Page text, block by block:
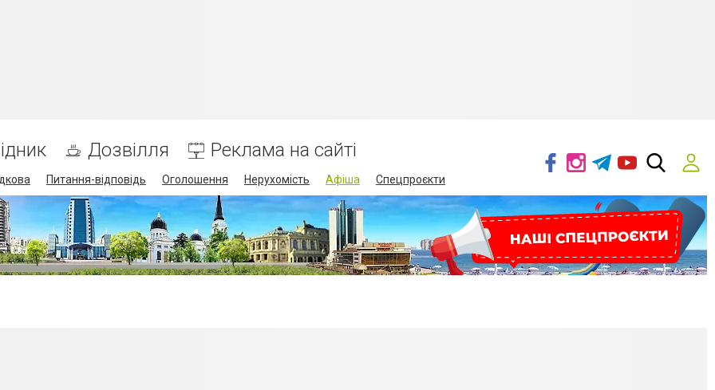
Дозвілля Реклама на сайті
Питання-відповідь Оголошення Нерухомість Афіша Спецпроєкти